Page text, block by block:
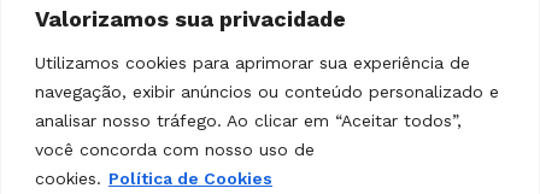
Valorizamos sua privacidade
Utilizamos cookies para aprimorar sua experiência de
navegação, exibir anúncios ou conteúdo personalizado e
analisar nosso tráfego. Ao clicar em “Aceitar todos”,
você concorda com nosso uso de
cookies. Política de Cookies
CONTATOS (31) 3512-4400 ou (31) 9 8309-8660
DESENVOLVER SOLUÇÕES, AÇÕES E SERVIÇOS
PÚBLICOS QUE COMPLEMENTEM A ASSISTÊNCIA À
POPULAÇÃO DA REGIÃO EM QUE ATUA, SENDO
PARCEIRO DOS MUNICÍPIOS CONSORCIADOS NA
SOLUÇÃO DE DIFICULDADES ENFRENTADAS POR
GESTORES MUNICIPAIS, É O COMPROMISSO DO
ICISMEP.
Home Institucional Municípios